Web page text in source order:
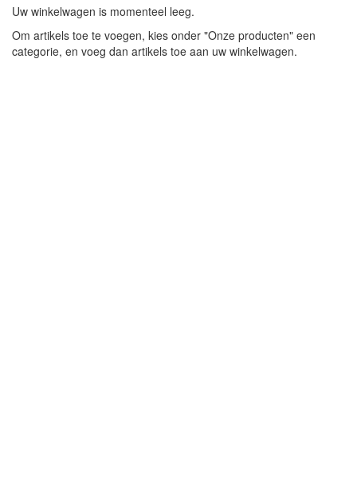
Uw winkelwagen is momenteel leeg.
Om artikels toe te voegen, kies onder "Onze producten" een
categorie, en voeg dan artikels toe aan uw winkelwagen.